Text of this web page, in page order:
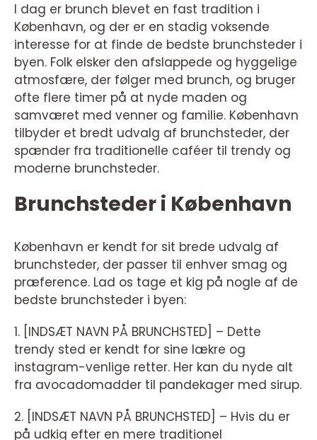
I dag er brunch blevet en fast tradition i
København, og der er en stadig voksende
interesse for at finde de bedste brunchsteder i
byen. Folk elsker den afslappede og hyggelige
atmosfære, der følger med brunch, og bruger
ofte flere timer på at nyde maden og
samværet med venner og familie. København
tilbyder et bredt udvalg af brunchsteder, der
spænder fra traditionelle caféer til trendy og
moderne brunchsteder.
Brunchsteder i København
København er kendt for sit brede udvalg af
brunchsteder, der passer til enhver smag og
præference. Lad os tage et kig på nogle af de
bedste brunchsteder i byen:
1. [INDSÆT NAVN PÅ BRUNCHSTED] – Dette
trendy sted er kendt for sine lækre og
instagram-venlige retter. Her kan du nyde alt
fra avocadomadder til pandekager med sirup.
2. [INDSÆT NAVN PÅ BRUNCHSTED] – Hvis du er
på udkig efter en mere traditionel